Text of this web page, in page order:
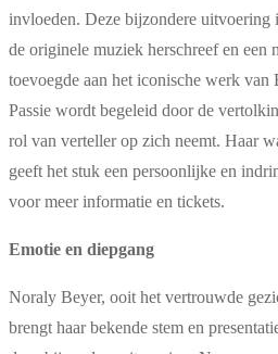
invloeden. Deze bijzondere uitvoering
de originele muziek herschreef en een
toevoegde aan het iconische werk van
Passie wordt begeleid door de
rol van verteller op zich neemt. Haar
geeft het stuk een persoonlijke en
voor meer informatie en tickets.
Emotie en diepgang
Noraly Beyer, ooit het vertrouwde
brengt haar bekende stem en